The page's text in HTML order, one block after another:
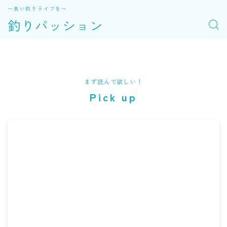
釣りパッション
〜良い釣りライフを〜
まず読んで欲しい！
Pick up